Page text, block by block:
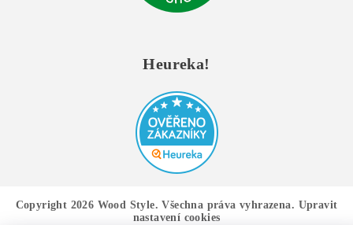
Heureka!
Copyright 2026 Wood Style. Všechna práva vyhrazena. Upravit
nastavení cookies